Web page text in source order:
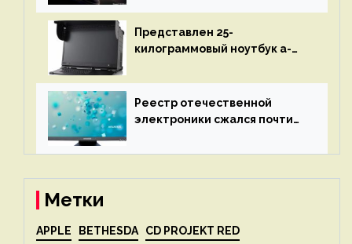
представят 18 апреля
Представлен 25-
килограммовый ноутбук a-
до 3 Тбайт DDR5 и шесть
дисплеев
Реестр отечественной
электроники сжался почти
Метки
APPLE BETHESDA CD PROJEKT RED